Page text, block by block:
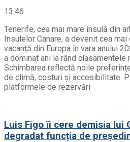
13:46
Tenerife, cea mai mare insulă din
Insulelor Canare, a devenit cea
vacanță din Europa în vara anului
a dominat ani la rând
Schimbarea reflectă noile
de climă, costuri și accesibilitate.
platformele de rezervări
Luis Figo îi cere demisia lui
degradat funcția de